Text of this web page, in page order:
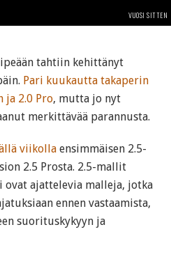
VUOSI SITTEN
tahtiin kehittänyt
Pari kuukautta takaperin
ja 2.0 Pro, mutta jo nyt
merkittävää parannusta.
viikolla ensimmäisen 2.5-
2.5 Prosta. 2.5-mallit
ovat ajattelevia malleja, jotka
ennen vastaamista,
suorituskykyyn ja